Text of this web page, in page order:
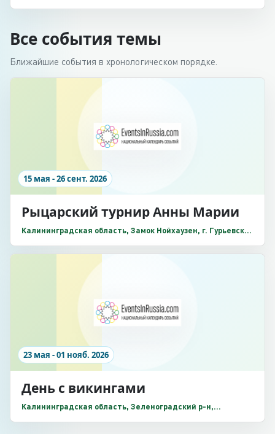
Все события темы
Ближайшие события в хронологическом порядке.
15 мая - 26 сент. 2026
Рыцарский турнир Анны Марии
Калининградская область, Замок Нойхаузен, г. Гурьевск,
23 мая - 01 нояб. 2026
День с викингами
Калининградская область, Зеленоградский р-н,